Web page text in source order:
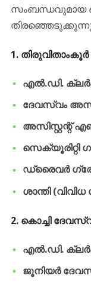
സംബന്ധവുമായ
​1.
എൽ.ഡി.
ദേവസ്വം
അസിസ്റ്റന്റ്
സെക്യൂരിറ്റി
ഡ്രൈവർ
ശാന്തി
​2. കൊച്ചി
എൽ.ഡി.
ജൂനിയർ